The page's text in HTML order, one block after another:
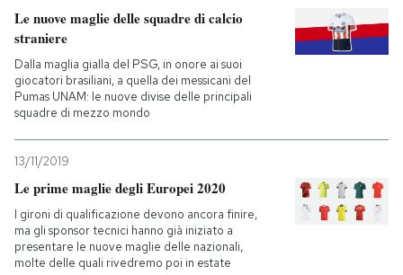
Le nuove maglie delle squadre di calcio
straniere
Dalla maglia gialla del PSG, in onore ai suoi
giocatori brasiliani, a quella dei messicani del
Pumas UNAM: le nuove divise delle principali
squadre di mezzo mondo
13/11/2019
Le prime maglie degli Europei 2020
I gironi di qualificazione devono ancora finire,
ma gli sponsor tecnici hanno già iniziato a
presentare le nuove maglie delle nazionali,
molte delle quali rivedremo poi in estate